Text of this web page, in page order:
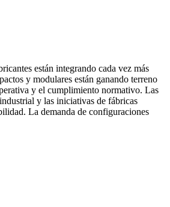
están integrando cada vez más
y modulares están ganando terreno
y el cumplimiento normativo. Las
y las iniciativas de fábricas
La demanda de configuraciones